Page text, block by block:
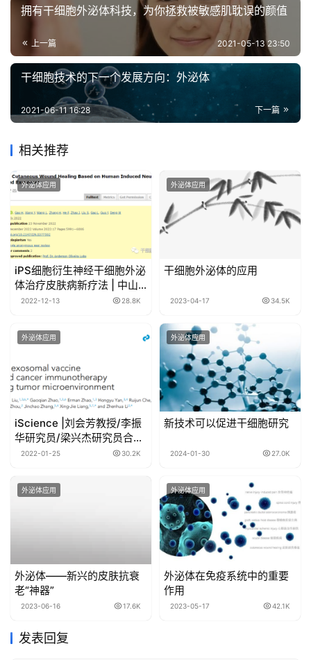
拥有干细胞外泌体科技，为你拯救被敏感肌耽误的颜值
上一篇 2021-05-13 23:50
干细胞技术的下一个发展方向：外泌体
下一篇
2021-06-11 16:28
相关推荐
外泌体应用
iPS细胞衍生神经干细胞外泌
体治疗皮肤病新疗法 | 中山
大学
2022-12-13 28.8K
外泌体应用
干细胞外泌体的应用
2023-04-17 34.5K
外泌体应用
iScience |刘会芳教授/李振
华研究员/梁兴杰研究员合作
研究：外泌体疫苗围困增强
2022-01-25 30.2K
外泌体应用
新技术可以促进干细胞研究
2024-01-30 27.0K
外泌体应用
外泌体——新兴的皮肤抗衰
老“神器”
2023-06-16 17.6K
外泌体应用
外泌体在免疫系统中的重要
作用
2023-05-17 42.1K
发表回复